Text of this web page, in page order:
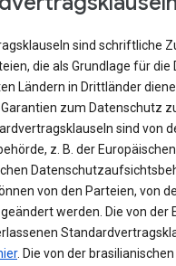
sind schriftliche
die als Grundlage für
Ländern in Drittländer
zum Datenschutz
sind von
z. B. der
von den Parteien, von
werden. Die von der
. Die von der brasilianischen